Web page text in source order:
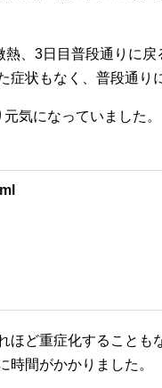
、3日目普段通りに戻
状もなく、普段通り
気になっていました。
ほど重症化することも
時間がかかりました。